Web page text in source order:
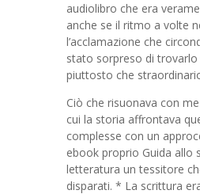
audiolibro che era
anche se il ritmo a volte
l’acclamazione che
stato sorpreso di
piuttosto che
Ciò che risuonava con
cui la storia affrontava
complesse con un
ebook proprio Guida allo
letteratura un tessitore
disparati. * La scrittura